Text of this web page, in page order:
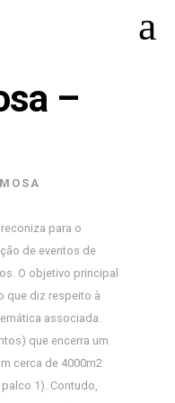
–
para o
de eventos de
O objetivo principal
que diz respeito à
associada.
que encerra um
cerca de 4000m2
1). Contudo,